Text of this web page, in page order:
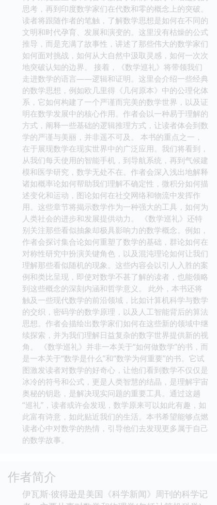
思考，再到印度数学家们在代数和零的概念上的突破。
读者将跟随作者的笔触，了解数学思想是如何在不同的
文明和时代孕育、发展和演变的。这里没有枯燥的公式
推导，而是充满了故事性，讲述了那些伟大的数学家们
如何面对挑战，如何从大自然中汲取灵感，如何一次次
地突破认知的边界。 接着，《数学巡礼》将带领我们
走进数学的语言——逻辑和证明。这里会介绍一些经典
的数学思想，例如欧几里得《几何原本》中的公理化体
系，它如何构建了一个严谨而完美的数学世界，以及证
明在数学发展中的核心作用。作者会以一种易于理解的
方式，阐释一些基础的逻辑推理方式，让读者体会到数
学的严谨与美丽，并非遥不可及。 本书的重点之一，
在于展现数学在现实世界中的广泛应用。我们将看到，
从我们每天使用的智能手机，到导航系统，再到气候建
模和医学研究，数学无处不在。作者会深入浅出地解释
诸如概率论如何帮助我们理解不确定性，微积分如何描
述变化和运动，图论如何在社交网络和物流中发挥作
用。这些章节将揭示数学作为一种强大的工具，如何为
人类社会的进步和发展提供动力。 《数学巡礼》还特
别关注那些看似抽象却极具影响力的数学概念。例如，
作者会探讨集合论如何重塑了数学的基础，群论如何在
对称性研究中扮演关键角色，以及混沌理论如何让我们
理解那些看似随机的现象。这些内容会以引人入胜的案
例和类比呈现，即使对数学不甚了解的读者，也能领略
到这些概念的深刻内涵和哲学意义。 此外，本书还将
触及一些现代数学的前沿领域，比如计算机科学与数学
的交织，密码学的数学原理，以及人工智能背后的算法
思想。作者会描绘出数学家们如何在这些新的领域中继
续探索，并为我们理解日益复杂的数字世界提供新的视
角。 《数学巡礼》并非一本关于“如何做数学”的书，而
是一本关于“数学是什么”和“数学为何重要”的书。它试
图激发读者对数学的好奇心，让他们看到数学不仅仅是
冰冷的符号和公式，更是人类智慧的结晶，是理解宇宙
奥秘的钥匙，是解决现实问题的重要工具。通过这趟
“巡礼”，读者或许会发现，数学原来可以如此有趣，如
此富有诗意，如此贴近我们的生活。本书希望能够点燃
读者心中对数学的热情，引导他们去发现更多属于自己
的数学故事。
作者简介
伊瓦斯·彼得逊是美国《科学新闻》周刊的科学记